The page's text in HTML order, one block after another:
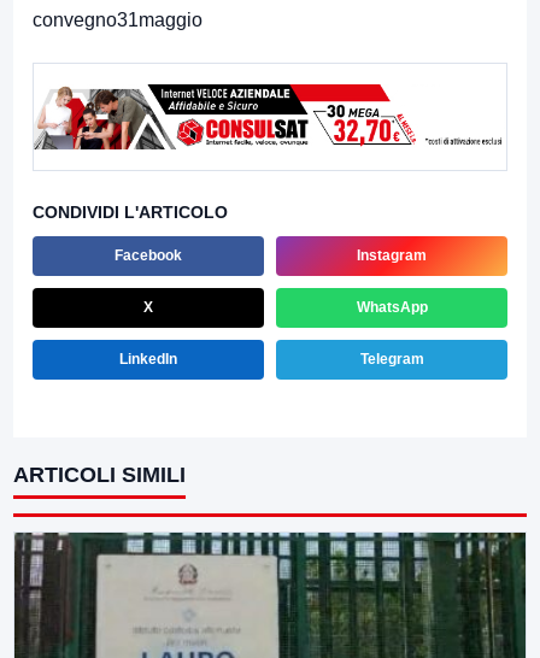
convegno31maggio
CONDIVIDI L'ARTICOLO
Facebook Instagram
X WhatsApp
LinkedIn Telegram
ARTICOLI SIMILI